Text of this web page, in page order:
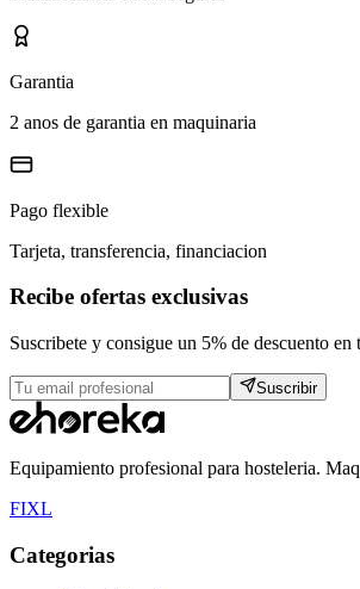
Garantia
2 anos de garantia en maquinaria
Pago flexible
Tarjeta, transferencia, financiacion
Recibe ofertas exclusivas
Suscribete y consigue un 5% de descuento
Suscribir
Equipamiento profesional para hosteleria.
FIXL
Categorias